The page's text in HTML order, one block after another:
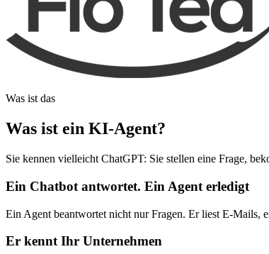
Was ist das
Was ist ein KI-Agent?
Sie kennen vielleicht ChatGPT: Sie stellen eine Frage,
Ein Chatbot antwortet. Ein Agent erledigt
Ein Agent beantwortet nicht nur Fragen. Er liest E-Mails,
Er kennt Ihr Unternehmen